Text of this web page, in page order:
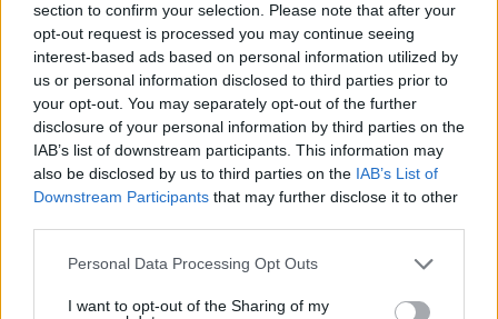
section to confirm your selection. Please note that after your
opt-out request is processed you may continue seeing
interest-based ads based on personal information utilized by
us or personal information disclosed to third parties prior to
your opt-out. You may separately opt-out of the further
disclosure of your personal information by third parties on the
IAB’s list of downstream participants. This information may
also be disclosed by us to third parties on the IAB’s List of
Downstream Participants that may further disclose it to other
Please note that this website/app uses one or more Google
not limited to your visit or usage behaviour. You may click to
Personal Data Processing Opt Outs
I want to opt-out of the Sharing of my